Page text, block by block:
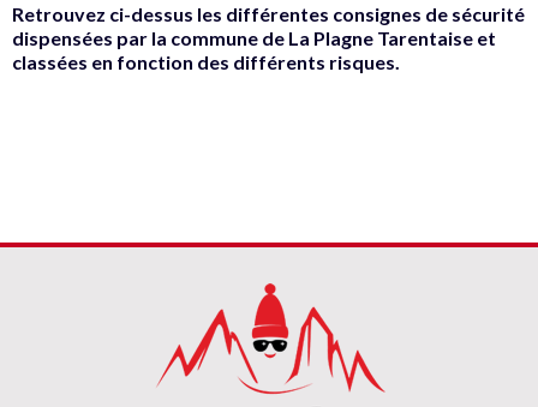
Retrouvez ci-dessus les différentes consignes de sécurité
dispensées par la commune de La Plagne Tarentaise et
classées en fonction des différents risques.